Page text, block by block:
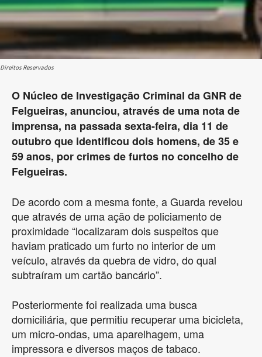
Direitos Reservados
O Núcleo de Investigação Criminal da GNR de
Felgueiras, anunciou, através de uma nota de
imprensa, na passada sexta-feira, dia 11 de
outubro que identificou dois homens, de 35 e
59 anos, por crimes de furtos no concelho de
Felgueiras.
De acordo com a mesma fonte, a Guarda revelou
que através de uma ação de policiamento de
proximidade “localizaram dois suspeitos que
haviam praticado um furto no interior de um
veículo, através da quebra de vidro, do qual
subtraíram um cartão bancário”.
Posteriormente foi realizada uma busca
domiciliária, que permitiu recuperar uma bicicleta,
um micro-ondas, uma aparelhagem, uma
impressora e diversos maços de tabaco.